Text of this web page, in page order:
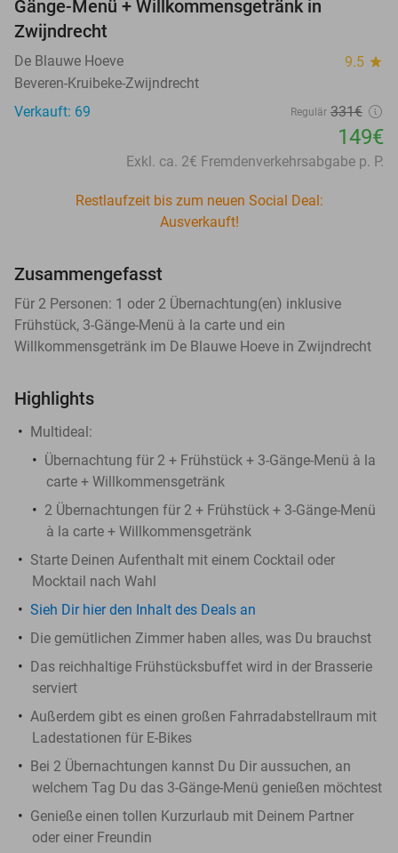
Gänge-Menü + Willkommensgetränk in
Zwijndrecht
De Blauwe Hoeve 9.5 star
Beveren-Kruibeke-Zwijndrecht
Verkauft: 69
Regulär 331€
149€
Exkl. ca. 2€ Fremdenverkehrsabgabe p. P.
Restlaufzeit bis zum neuen Social Deal:
Ausverkauft!
Zusammengefasst
Für 2 Personen: 1 oder 2 Übernachtung(en) inklusive
Frühstück, 3-Gänge-Menü à la carte und ein
Willkommensgetränk im De Blauwe Hoeve in Zwijndrecht
Highlights
Multideal:
Übernachtung für 2 + Frühstück + 3-Gänge-Menü à la
carte + Willkommensgetränk
2 Übernachtungen für 2 + Frühstück + 3-Gänge-Menü
à la carte + Willkommensgetränk
Starte Deinen Aufenthalt mit einem Cocktail oder
Mocktail nach Wahl
Sieh Dir hier den Inhalt des Deals an
Die gemütlichen Zimmer haben alles, was Du brauchst
Das reichhaltige Frühstücksbuffet wird in der Brasserie
serviert
Außerdem gibt es einen großen Fahrradabstellraum mit
Ladestationen für E-Bikes
Bei 2 Übernachtungen kannst Du Dir aussuchen, an
welchem Tag Du das 3-Gänge-Menü genießen möchtest
Genieße einen tollen Kurzurlaub mit Deinem Partner
oder einer Freundin